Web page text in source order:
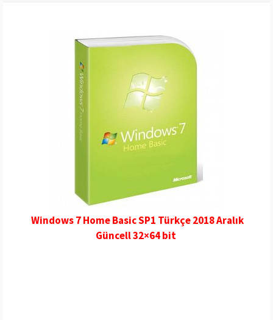
Windows 7 Home Basic SP1 Türkçe 2018 Aralık
Güncell 32×64 bit